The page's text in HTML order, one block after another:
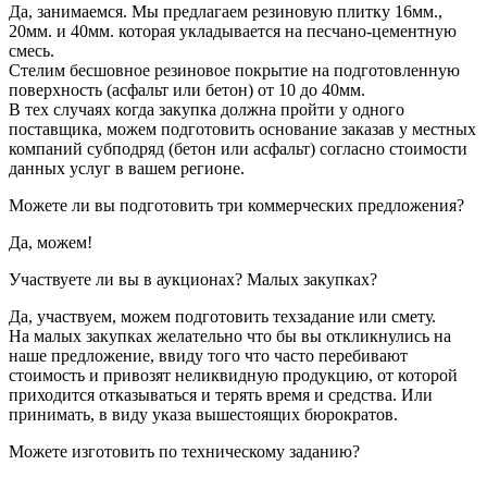
Да, занимаемся. Мы предлагаем резиновую плитку 16мм.,
20мм. и 40мм. которая укладывается на песчано-цементную
смесь.
Стелим бесшовное резиновое покрытие на подготовленную
поверхность (асфальт или бетон) от 10 до 40мм.
В тех случаях когда закупка должна пройти у одного
поставщика, можем подготовить основание заказав у местных
компаний субподряд (бетон или асфальт) согласно стоимости
данных услуг в вашем регионе.
Можете ли вы подготовить три коммерческих предложения?
Да, можем!
Участвуете ли вы в аукционах? Малых закупках?
Да, участвуем, можем подготовить техзадание или смету.
На малых закупках желательно что бы вы откликнулись на
наше предложение, ввиду того что часто перебивают
стоимость и привозят неликвидную продукцию, от которой
приходится отказываться и терять время и средства. Или
принимать, в виду указа вышестоящих бюрократов.
Можете изготовить по техническому заданию?